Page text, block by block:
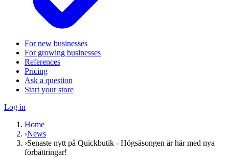
For new businesses
For growing businesses
References
Pricing
Ask a question
Start your store
Log in
Home
›News
›Senaste nytt på Quickbutik - Högsäsongen är här med nya
förbättringar!